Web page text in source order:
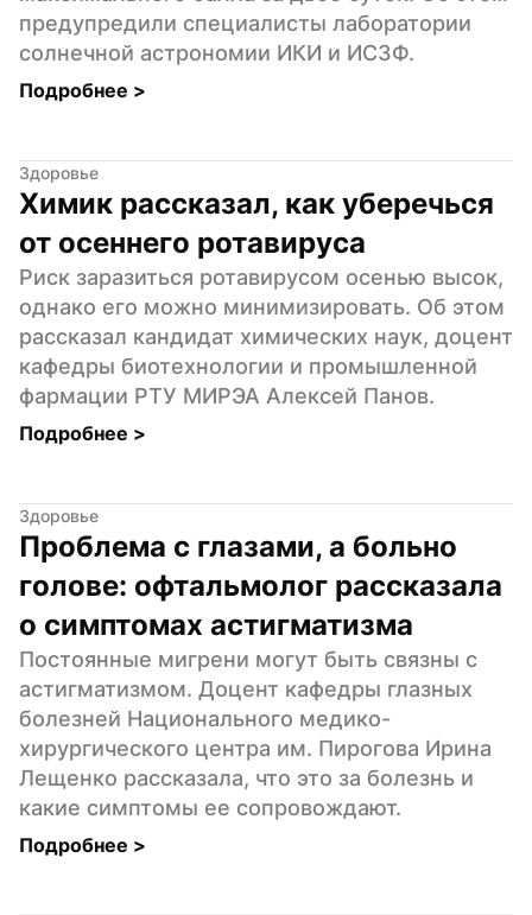
предупредили специалисты лаборатории
солнечной астрономии ИКИ и ИСЗФ.
Подробнее >
Здоровье
Химик рассказал, как уберечься
от осеннего ротавируса
Риск заразиться ротавирусом осенью высок,
однако его можно минимизировать. Об этом
рассказал кандидат химических наук, доцент
кафедры биотехнологии и промышленной
фармации РТУ МИРЭА Алексей Панов.
Подробнее >
Здоровье
Проблема с глазами, а больно
голове: офтальмолог рассказала
о симптомах астигматизма
Постоянные мигрени могут быть связны с
астигматизмом. Доцент кафедры глазных
болезней Национального медико-
хирургического центра им. Пирогова Ирина
Лещенко рассказала, что это за болезнь и
какие симптомы ее сопровождают.
Подробнее >